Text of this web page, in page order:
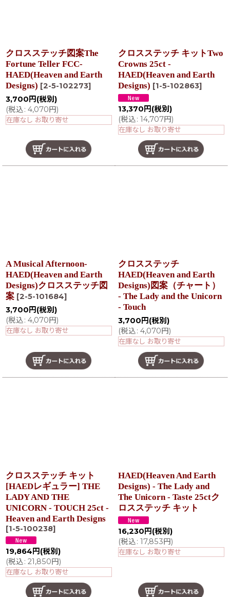
クロスステッチ図案The
Fortune Teller FCC-
HAED(Heaven and Earth
Designs) [2-5-102273]
3,700 円 (税別)
(税込: 4,070円)
在庫なし お取り寄せ
クロスステッチ キットTwo
Crowns 25ct -
HAED(Heaven and Earth
Designs) [1-5-102863]
13,370 円 (税別)
(税込: 14,707円)
在庫なし お取り寄せ
A Musical Afternoon-
HAED(Heaven and Earth
Designs)クロスステッチ図
案 [2-5-101684]
3,700 円 (税別)
(税込: 4,070円)
在庫なし お取り寄せ
クロスステッチ
HAED(Heaven and Earth
Designs)図案（チャート）
- The Lady and the Unicorn
- Touch
3,700 円 (税別)
(税込: 4,070円)
在庫なし お取り寄せ
クロスステッチ キット
[HAEDレギュラー] THE
LADY AND THE
UNICORN - TOUCH 25ct -
Heaven and Earth Designs
[1-5-100238]
19,864 円 (税別)
(税込: 21,850円)
在庫なし お取り寄せ
HAED(Heaven And Earth
Designs) - The Lady and
The Unicorn - Taste 25ctク
ロスステッチ キット
16,230 円 (税別)
(税込: 17,853円)
在庫なし お取り寄せ